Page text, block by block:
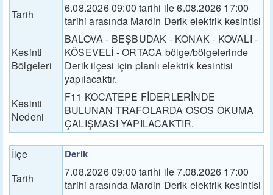
Tarih
6.08.2026 09:00 tarihi ile 6.08.2026 17:00
tarihi arasında Mardin Derik elektrik kesintisi
Kesinti
Bölgeleri
BALOVA - BEŞBUDAK - KONAK - KOVALI -
KÖSEVELİ - ORTACA bölge/bölgelerinde
Derik ilçesi için planlı elektrik kesintisi
yapılacaktır.
Kesinti
Nedeni
F11 KOCATEPE FİDERLERİNDE
BULUNAN TRAFOLARDA OSOS OKUMA
ÇALIŞMASI YAPILACAKTIR.
İlçe Derik
Tarih
7.08.2026 09:00 tarihi ile 7.08.2026 17:00
tarihi arasında Mardin Derik elektrik kesintisi